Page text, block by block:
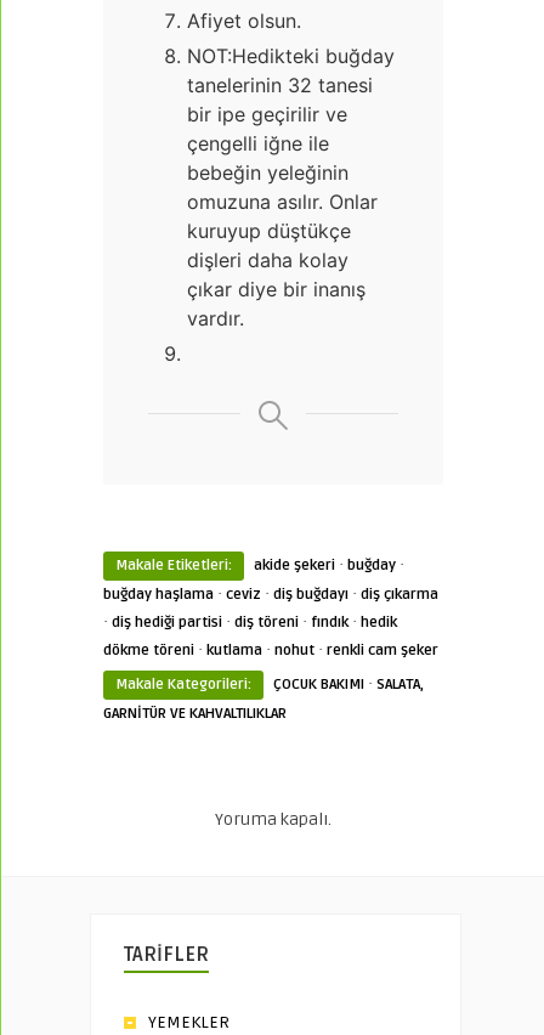
Afiyet olsun.
NOT:Hedikteki buğday
tanelerinin 32 tanesi
bir ipe geçirilir ve
çengelli iğne ile
bebeğin yeleğinin
omuzuna asılır. Onlar
kuruyup düştükçe
dişleri daha kolay
çıkar diye bir inanış
vardır.
Makale Etiketleri: akide şekeri · buğday ·
buğday haşlama · ceviz · diş buğdayı · diş çıkarma
· diş hediği partisi · diş töreni · fındık· hedik
dökme töreni · kutlama · nohut · renkli cam şeker
Makale Kategorileri:
ÇOCUK BAKIMI · SALATA,
GARNİTÜR VE KAHVALTILIKLAR
Yoruma kapalı.
TARİFLER
YEMEKLER